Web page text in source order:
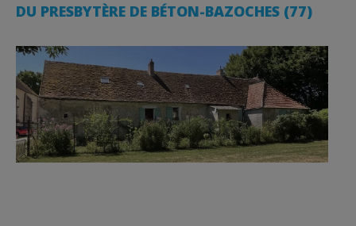
DU PRESBYTÈRE DE BÉTON-BAZOCHES (77)